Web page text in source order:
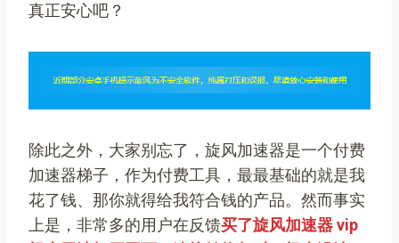
真正安心吧？
除此之外，大家别忘了，旋风加速器是一个付费
加速器梯子，作为付费工具，最最基础的就是我
花了钱、那你就得给我符合钱的产品。然而事实
上是，非常多的用户在反馈买了旋风加速器 vip